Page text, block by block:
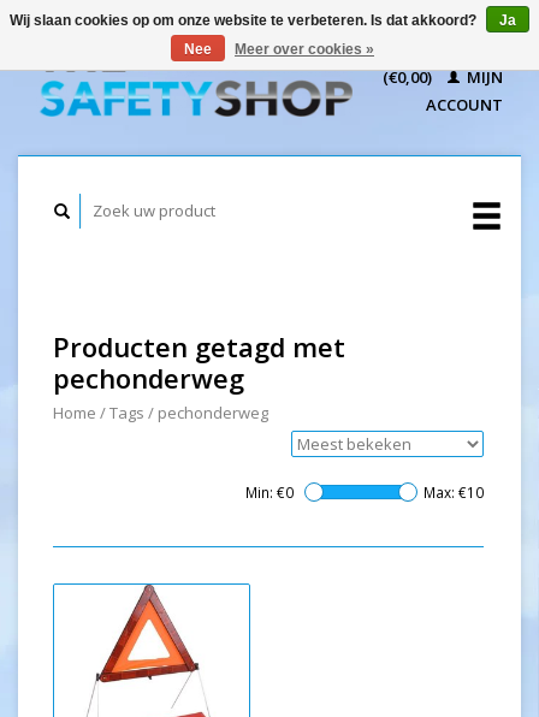
(€0,00)
MIJN
ACCOUNT
Producten getagd met
pechonderweg
Home /Tags / pechonderweg
Min: €0 Max: €10
Wij slaan cookies op om onze website te verbeteren. Is dat akkoord?
Ja
Nee
Meer over cookies »